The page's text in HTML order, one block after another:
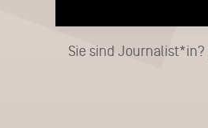
Sie sind Journalist*in?